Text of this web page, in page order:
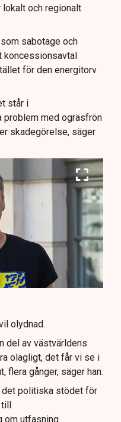
lokalt och regionalt
sabotage och
koncessionsavtal
för den energitorv
står i
problem med ogräsfrön
skadegörelse, säger
olydnad.
del av västvärldens
olagligt, det får vi se i
flera gånger, säger han.
det politiska stödet för
till
om utfasning.